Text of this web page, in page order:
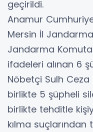
geçirildi.
Anamur
Mersin İl
Jandarma
ifadeleri alınan 6
Nöbetçi Sulh Ceza
birlikte 5 şüpheli
birlikte tehditle
kılma suçlarından